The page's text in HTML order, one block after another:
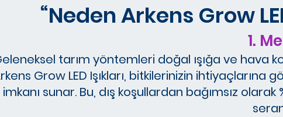
“Neden Arkens Grow
1.
tarım yöntemleri doğal ışığa ve hava
Grow LED Işıkları, bitkilerinizin ihtiyaçlarına
imkanı sunar. Bu, dış koşullardan bağımsız olarak